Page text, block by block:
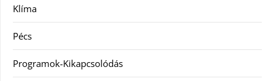
Klíma
Pécs
Programok-Kikapcsolódás